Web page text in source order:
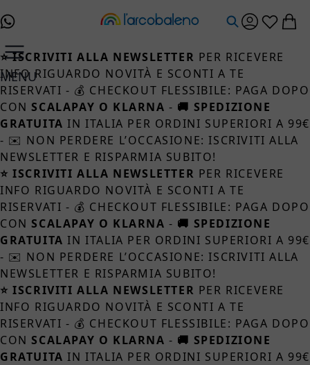
MENU
⭐ ISCRIVITI ALLA NEWSLETTER PER RICEVERE
INFO RIGUARDO NOVITÀ E SCONTI A TE
RISERVATI - 💰 CHECKOUT FLESSIBILE: PAGA DOPO
CON SCALAPAY O KLARNA - 🚚 SPEDIZIONE
GRATUITA IN ITALIA PER ORDINI SUPERIORI A 99€
- ✉️ NON PERDERE L’OCCASIONE: ISCRIVITI ALLA
NEWSLETTER E RISPARMIA SUBITO!
⭐ ISCRIVITI ALLA NEWSLETTER PER RICEVERE
INFO RIGUARDO NOVITÀ E SCONTI A TE
RISERVATI - 💰 CHECKOUT FLESSIBILE: PAGA DOPO
CON SCALAPAY O KLARNA - 🚚 SPEDIZIONE
GRATUITA IN ITALIA PER ORDINI SUPERIORI A 99€
- ✉️ NON PERDERE L’OCCASIONE: ISCRIVITI ALLA
NEWSLETTER E RISPARMIA SUBITO!
⭐ ISCRIVITI ALLA NEWSLETTER PER RICEVERE
INFO RIGUARDO NOVITÀ E SCONTI A TE
RISERVATI - 💰 CHECKOUT FLESSIBILE: PAGA DOPO
CON SCALAPAY O KLARNA - 🚚 SPEDIZIONE
GRATUITA IN ITALIA PER ORDINI SUPERIORI A 99€